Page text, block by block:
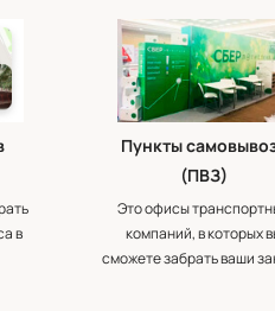
в
Пункты
(ПВЗ)
Это офисы
компаний, в которых
сможете забрать ваши